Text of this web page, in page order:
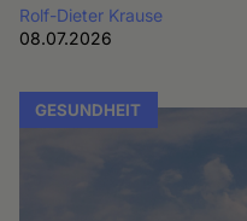
Rolf-Dieter Krause
08.07.2026
GESUNDHEIT